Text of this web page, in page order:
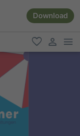
Download
favoriti
user link